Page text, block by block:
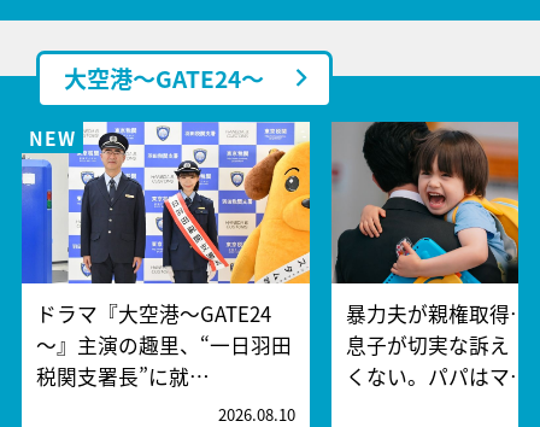
大空港～GATE24～
ドラマ『大空港～GATE24
～』主演の趣里、“一日羽田
税関支署長”に就…
2026.08.10
暴力夫が親権取得…
息子が切実な訴え「
くない。パパはマ…